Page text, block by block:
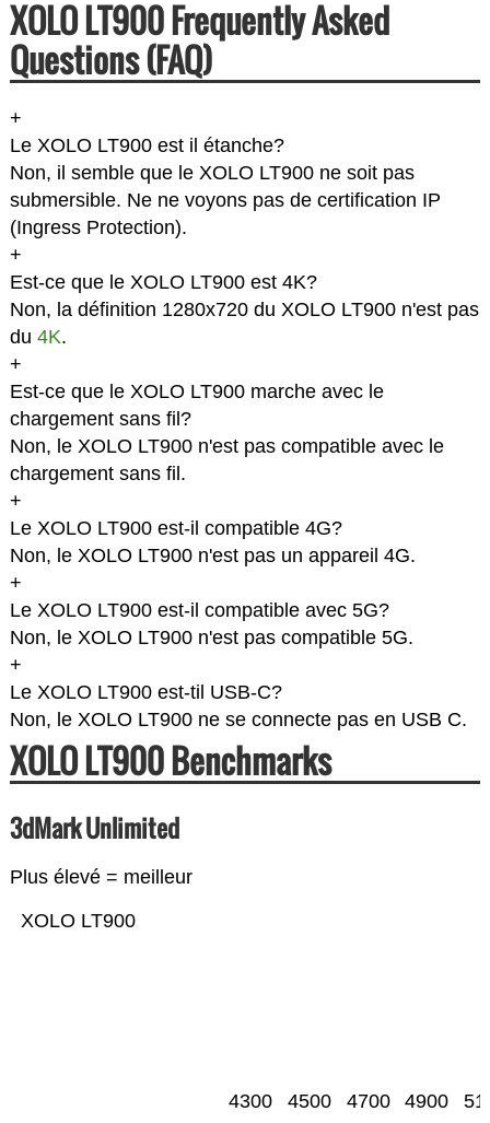
XOLO LT900 Frequently Asked
Questions (FAQ)
+
Le XOLO LT900 est il étanche?
Non, il semble que le XOLO LT900 ne soit pas
submersible. Ne ne voyons pas de certification IP
(Ingress Protection).
+
Est-ce que le XOLO LT900 est 4K?
Non, la définition 1280x720 du XOLO LT900 n'est pas
du 4K.
+
Est-ce que le XOLO LT900 marche avec le
chargement sans fil?
Non, le XOLO LT900 n'est pas compatible avec le
chargement sans fil.
+
Le XOLO LT900 est-il compatible 4G?
Non, le XOLO LT900 n'est pas un appareil 4G.
+
Le XOLO LT900 est-il compatible avec 5G?
Non, le XOLO LT900 n'est pas compatible 5G.
+
Le XOLO LT900 est-til USB-C?
Non, le XOLO LT900 ne se connecte pas en USB C.
XOLO LT900 Benchmarks
3dMark Unlimited
Plus élevé = meilleur
XOLO LT900
4300 4500 4700 4900